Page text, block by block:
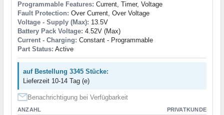
Programmable Features: Current, Timer, Voltage
Fault Protection: Over Current, Over Voltage
Voltage - Supply (Max): 13.5V
Battery Pack Voltage: 4.52V (Max)
Current - Charging: Constant - Programmable
Part Status: Active
auf Bestellung 3345 Stücke:
Lieferzeit 10-14 Tag (e)
Benachrichtigung bei Verfügbarkeit
ANZAHL PRIVATKUNDE